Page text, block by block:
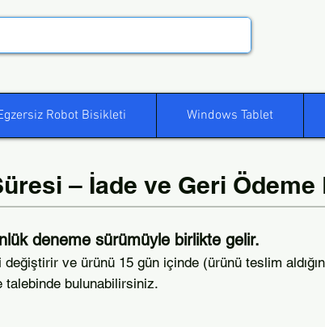
Robot Bisikleti Windows Tablet
– İade ve Geri Ödeme
deneme sürümüyle birlikte gelir.
ve ürünü 15 gün içinde (ürünü teslim
bulunabilirsiniz.